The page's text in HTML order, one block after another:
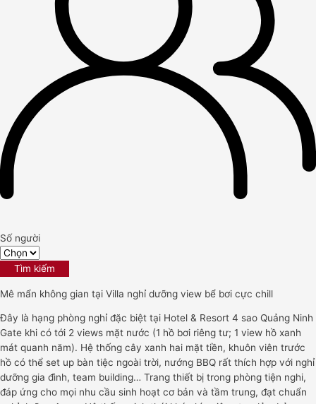
Số người
Tìm kiếm
Mê mẩn không gian tại Villa nghỉ dưỡng view bể bơi cực chill
Đây là hạng phòng nghỉ đặc biệt tại Hotel & Resort 4 sao Quảng Ninh
Gate khi có tới 2 views mặt nước (1 hồ bơi riêng tư; 1 view hồ xanh
mát quanh năm). Hệ thống cây xanh hai mặt tiền, khuôn viên trước
hồ có thể set up bàn tiệc ngoài trời, nướng BBQ rất thích hợp với nghỉ
dưỡng gia đình, team building… Trang thiết bị trong phòng tiện nghi,
đáp ứng cho mọi nhu cầu sinh hoạt cơ bản và tầm trung, đạt chuẩn